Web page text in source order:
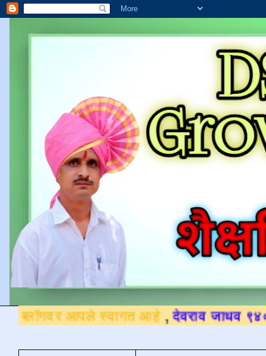
आपले स्वागत आहे,देवराव जाधव ९४०४३६४५०९